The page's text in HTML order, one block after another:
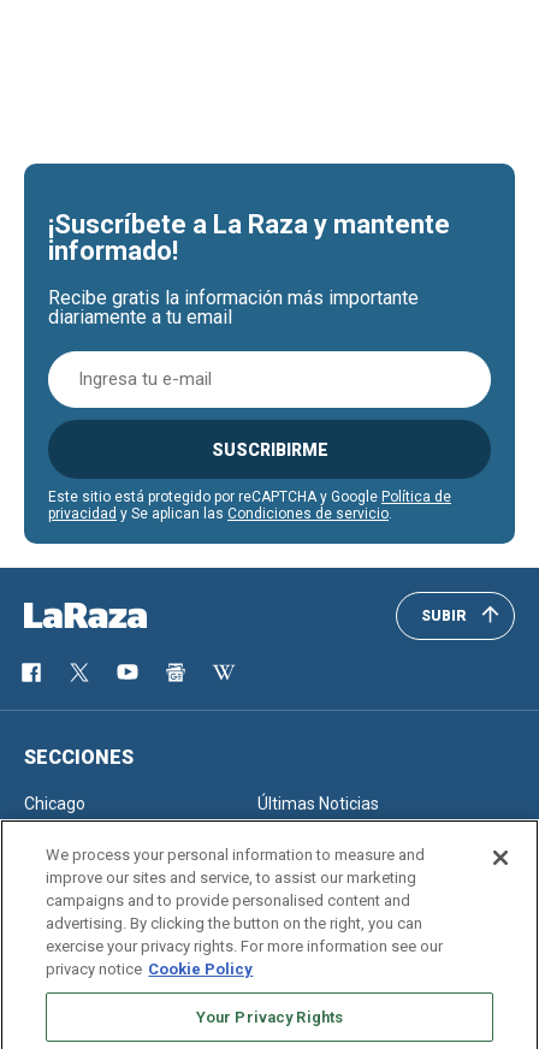
¡Suscríbete a La Raza y mantente
informado!
Recibe gratis la información más importante
diariamente a tu email
SUSCRIBIRME
Este sitio está protegido por reCAPTCHA y Google Política de
privacidad y Se aplican las Condiciones de servicio
SUBIR
SECCIONES
Chicago
Últimas Noticias
SERVICIOS
Newsletter
Edición Impresa
We process your personal information to measure and
improve our sites and service, to assist our marketing
campaigns and to provide personalised content and
advertising. By clicking the button on the right, you can
exercise your privacy rights. For more information see our
privacy notice Cookie Policy
Your Privacy Rights